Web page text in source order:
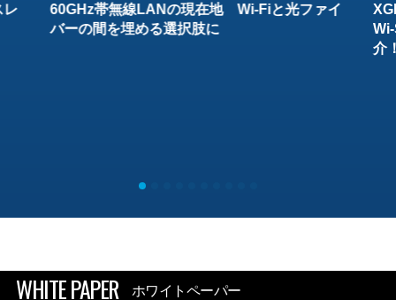
レ
60GHz帯無線LANの現在地 Wi-Fiと光ファイ
バーの間を埋める選択肢に
介
WHITE PAPER ホワイトペーパー